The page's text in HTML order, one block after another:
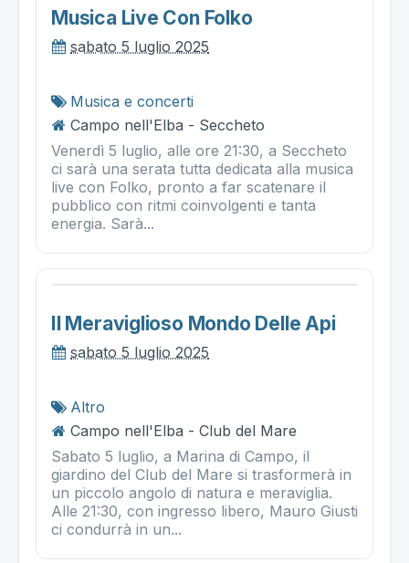
Musica Live Con Folko
sabato 5 luglio 2025
Musica e concerti
Campo nell'Elba - Seccheto
Venerdì 5 luglio, alle ore 21:30, a Seccheto
ci sarà una serata tutta dedicata alla musica
live con Folko, pronto a far scatenare il
pubblico con ritmi coinvolgenti e tanta
energia. Sarà...
Il Meraviglioso Mondo Delle Api
sabato 5 luglio 2025
Altro
Campo nell'Elba - Club del Mare
Sabato 5 luglio, a Marina di Campo, il
giardino del Club del Mare si trasformerà in
un piccolo angolo di natura e meraviglia.
Alle 21:30, con ingresso libero, Mauro Giusti
ci condurrà in un...